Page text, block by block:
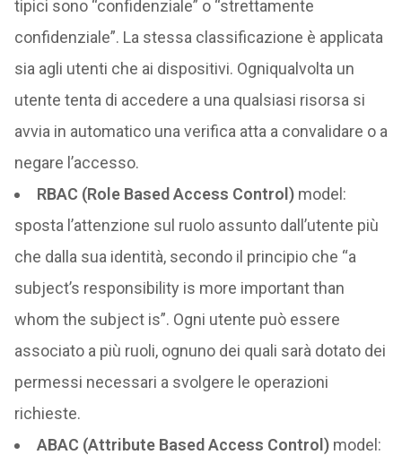
tipici sono “confidenziale” o “strettamente
confidenziale”. La stessa classificazione è applicata
sia agli utenti che ai dispositivi. Ogniqualvolta un
utente tenta di accedere a una qualsiasi risorsa si
avvia in automatico una verifica atta a convalidare o a
negare l’accesso.
RBAC (Role Based Access Control)model:
sposta l’attenzione sul ruolo assunto dall’utente più
che dalla sua identità, secondo il principio che “a
subject’s responsibility is more important than
whom the subject is”. Ogni utente può essere
associato a più ruoli, ognuno dei quali sarà dotato dei
permessi necessari a svolgere le operazioni
richieste.
ABAC (Attribute Based Access Control) model: